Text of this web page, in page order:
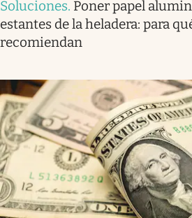
Soluciones. Poner papel
estantes de la heladera: para
recomiendan